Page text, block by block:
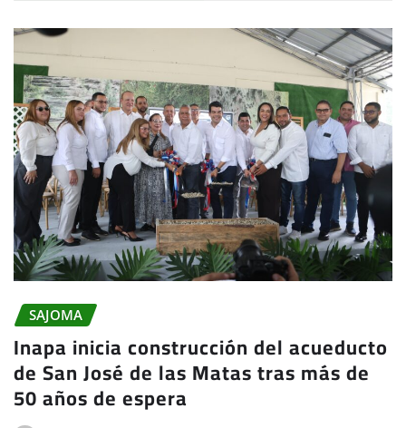
SAJOMA
Inapa inicia construcción del acueducto
de San José de las Matas tras más de
50 años de espera